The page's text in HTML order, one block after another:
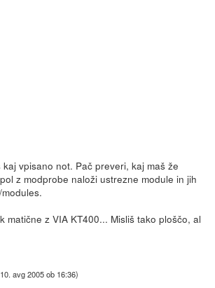
vpisano not. Pač preveri, kaj maš že
z modprobe naloži ustrezne module in jih
matične z VIA KT400... Misliš tako ploščo, al
10. avg 2005 ob 16:36)